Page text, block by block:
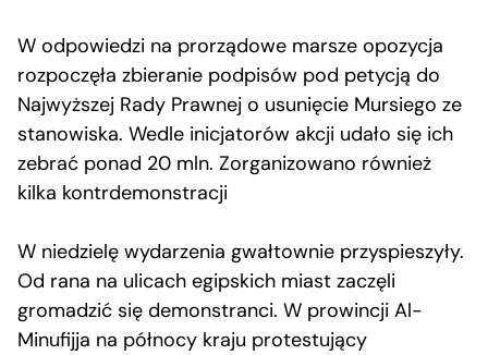
W odpowiedzi na prorządowe marsze opozycja
rozpoczęła zbieranie podpisów pod petycją do
Najwyższej Rady Prawnej o usunięcie Mursiego ze
stanowiska. Wedle inicjatorów akcji udało się ich
zebrać ponad 20 mln. Zorganizowano również
kilka kontrdemonstracji
W niedzielę wydarzenia gwałtownie przyspieszyły.
Od rana na ulicach egipskich miast zaczęli
gromadzić się demonstranci. W prowincji Al-
Minufijja na północy kraju protestujący